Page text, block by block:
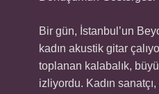
Bir gün, İstanbul’un
kadın akustik gitar
toplanan kalabalık,
izliyordu. Kadın